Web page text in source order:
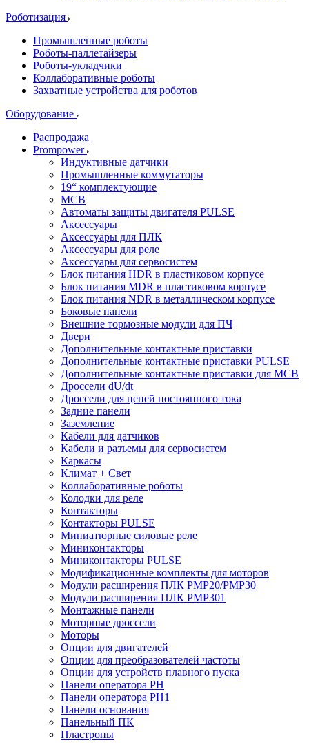
Роботизация
Промышленные роботы
Роботы-паллетайзеры
Роботы-укладчики
Коллаборативные роботы
Захватные устройства для роботов
Оборудование
Распродажа
Prompower
Индуктивные датчики
Промышленные коммутаторы
19“ комплектующие
MCB
Автоматы защиты двигателя PULSE
Аксессуары
Аксессуары для ПЛК
Аксессуары для реле
Аксессуары для сервосистем
Блок питания HDR в пластиковом корпусе
Блок питания MDR в пластиковом корпусе
Блок питания NDR в металлическом корпусе
Боковые панели
Внешние тормозные модули для ПЧ
Двери
Дополнительные контактные приставки
Дополнительные контактные приставки PULSE
Дополнительные контактные приставки для MCB
Дроссели dU/dt
Дроссели для цепей постоянного тока
Задние панели
Заземление
Кабели для датчиков
Кабели и разъемы для сервосистем
Каркасы
Климат + Свет
Коллаборативные роботы
Колодки для реле
Контакторы
Контакторы PULSE
Миниатюрные силовые реле
Миниконтакторы
Миниконтакторы PULSE
Модификационные комплекты для моторов
Модули расширения ПЛК PMP20/PMP30
Модули расширения ПЛК PMP301
Монтажные панели
Моторные дроссели
Моторы
Опции для двигателей
Опции для преобразователей частоты
Опции для устройств плавного пуска
Панели оператора PH
Панели оператора PH1
Панели основания
Панельный ПК
Пластроны